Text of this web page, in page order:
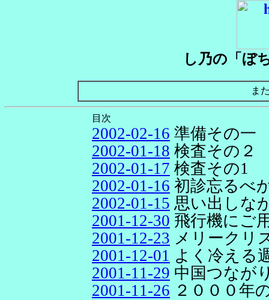
し乃の「ぼ
ま
目次
2002-02-16 準備その一
2002-01-18 検査その２
2002-01-17 検査その1
2002-01-16 初診忘るべ
2002-01-15 思い出しな
2001-12-30 飛行機にご
2001-12-23 メリークリ
2001-12-01 よく冷える
2001-11-29 中国つなが
2001-11-26 ２０００年